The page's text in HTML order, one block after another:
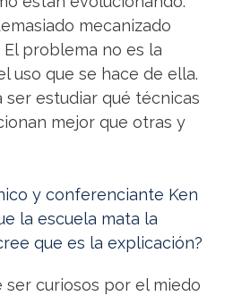
mecanizado
problema no es la
uso que se hace de ella.
estudiar qué técnicas
mejor que otras y
y conferenciante Ken
la escuela mata la
que es la explicación?
ser curiosos por el miedo